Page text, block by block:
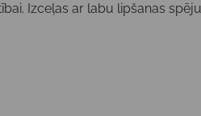
Izceļas ar labu lipšanas